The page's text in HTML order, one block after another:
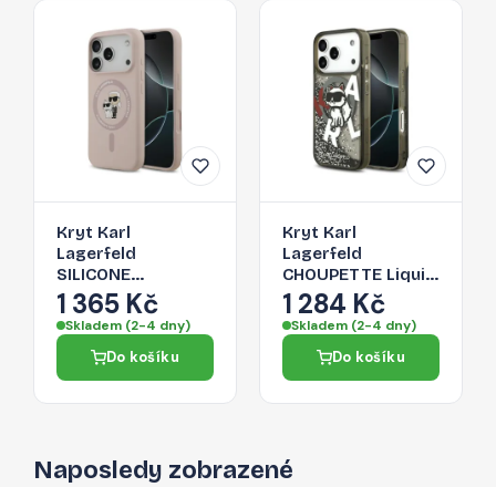
Kryt Karl
Lagerfeld
SILICONE
KARL&Choupette
Ring MagSafe pro
iPhone 17 Pro -
růžová
1 365 Kč
Skladem (2-4 dny)
Do košíku
Kryt Karl
Lagerfeld
CHOUPETTE Liquid
Glitter Logo pro
iPhone 17 Pro -
černá
1 284 Kč
Skladem (2-4 dny)
Do košíku
Naposledy zobrazené